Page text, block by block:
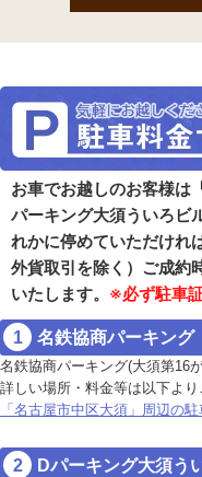
お車でお越しのお客様は
パーキング大須ういろビ
れかに停めていただけれ
外貨取引を除く）ご成約
いたします。 ※必ず駐車
名鉄協商パーキング
名鉄協商パーキング(大須第16
詳しい場所・料金等は以下より
「名古屋市中区大須」周辺の
Dパーキング大須う